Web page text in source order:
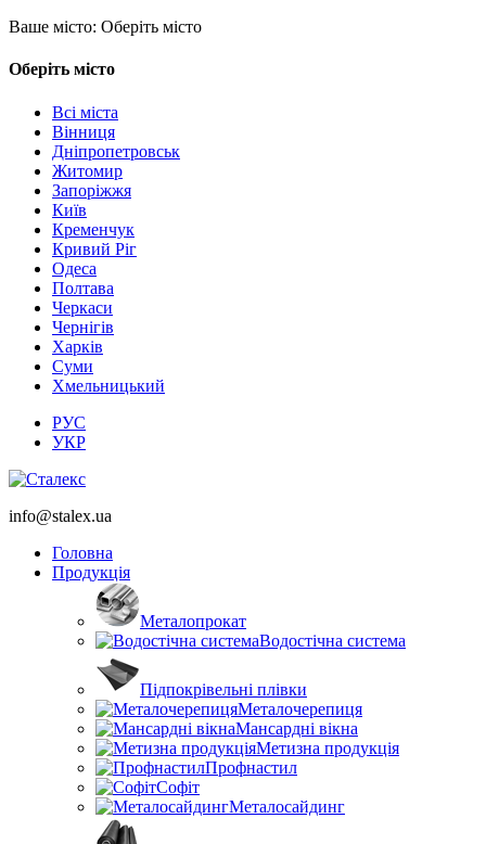
Ваше місто: Оберіть місто
Оберіть місто
Всі міста
Вінниця
Дніпропетровськ
Житомир
Запоріжжя
Київ
Кременчук
Кривий Ріг
Одеса
Полтава
Черкаси
Чернігів
Харків
Суми
Хмельницький
РУС
УКР
info@stalex.ua
Головна
Продукція
Металопрокат
Водостічна система
Підпокрівельні плівки
Металочерепиця
Мансардні вікна
Метизна продукція
Профнастил
Софіт
Металосайдинг